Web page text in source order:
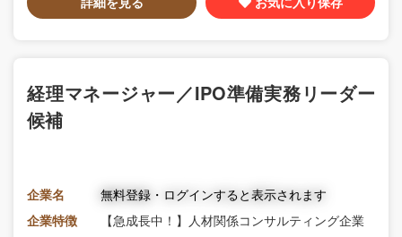
経理マネージャー／IPO準備実務リーダー
候補
企業名
無料登録・ログインすると表示されます
企業特徴
【急成長中！】人材関係コンサルティング企業